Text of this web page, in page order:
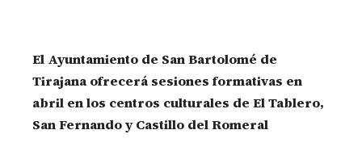
El Ayuntamiento de San Bartolomé de
Tirajana ofrecerá sesiones formativas en
abril en los centros culturales de El Tablero,
San Fernando y Castillo del Romeral